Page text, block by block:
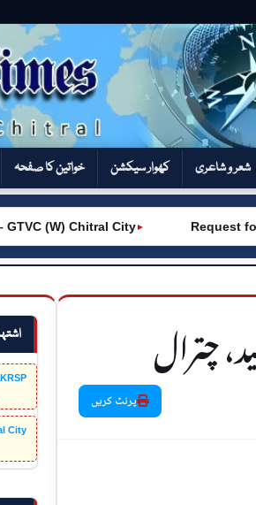
شعر و شاعری کھوار سیکشن‎ خواتین کا صفحہ
Request for
►
(W) Chitral City
City
چترال
پرنٹ کریں